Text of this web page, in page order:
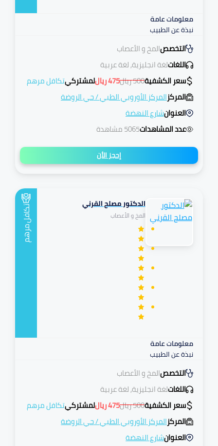
معلومات عامة
نبذة عن الطبيب
التخصصالمخ و الأعصاب
اللغاتلغة انجليزية, لغة عربية
سعر الكشفية500ريال475رياللمشتركيتكافل مرهم
المركزالمركز الأوروبي الطبي/حي الروضة
العنوانشارع النهضة
عدد المشاهدات5065 مشاهدة
إحجز الأن
الدكتور مصلح القرني
المخ و الأعصاب تكافل
مرهم
معلومات عامة
نبذة عن الطبيب
التخصصالمخ و الأعصاب
اللغاتلغة انجليزية, لغة عربية
سعر الكشفية500ريال475رياللمشتركيتكافل مرهم
المركزالمركز الأوروبي الطبي/حي الروضة
العنوانشارع النهضة